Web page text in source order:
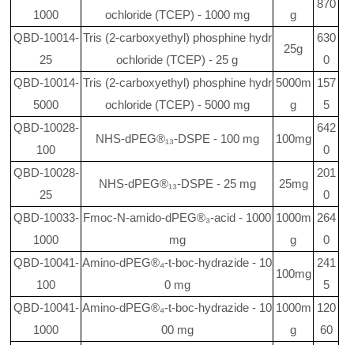
1000 ochloride (TCEP) - 1000 mg g
870
QBD-10014-
25
Tris (2-carboxyethyl) phosphine hydr
ochloride (TCEP) - 25 g
25g
630
0
QBD-10014-
5000
Tris (2-carboxyethyl) phosphine hydr
ochloride (TCEP) - 5000 mg
5000m
g
157
5
QBD-10028-
100
NHS-dPEG®₁₃-DSPE - 100 mg 100mg
642
0
QBD-10028-
25
NHS-dPEG®₁₃-DSPE - 25 mg 25mg
201
0
QBD-10033-
1000
Fmoc-N-amido-dPEG®₃-acid - 1000
mg
1000m
g
264
0
QBD-10041-
100
Amino-dPEG®₄-t-boc-hydrazide - 10
0 mg
100mg
241
5
QBD-10041-
1000
Amino-dPEG®₄-t-boc-hydrazide - 10
00 mg
1000m
g
120
60